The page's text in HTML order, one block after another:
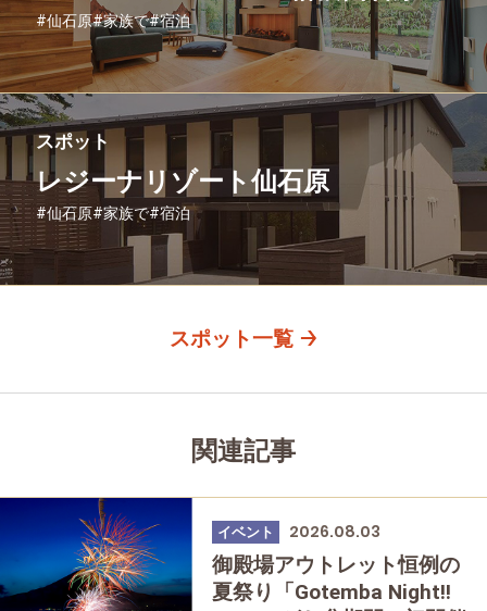
#仙石原#家族で#宿泊
スポット
レジーナリゾート仙石原
#仙石原#家族で#宿泊
スポット一覧
関連記事
イベント 2026.08.03
御殿場アウトレット恒例の
夏祭り「Gotemba Night!!